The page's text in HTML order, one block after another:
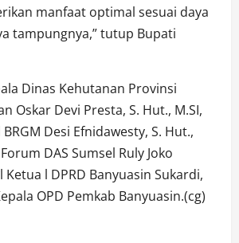
manfaat optimal sesuai daya
tampungnya,” tutup Bupati
Dinas Kehutanan Provinsi
Oskar Devi Presta, S. Hut., M.SI,
Desi Efnidawesty, S. Hut.,
DAS Sumsel Ruly Joko
l DPRD Banyuasin Sukardi,
OPD Pemkab Banyuasin.(cg)